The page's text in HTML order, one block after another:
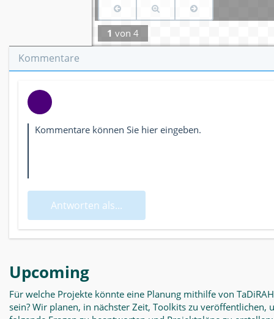
1 von 4
Kommentare
Antworten als...
Upcoming
Für welche Projekte könnte eine Planung mithilfe von
sein? Wir planen, in nächster Zeit, Toolkits zu veröffentlichen,